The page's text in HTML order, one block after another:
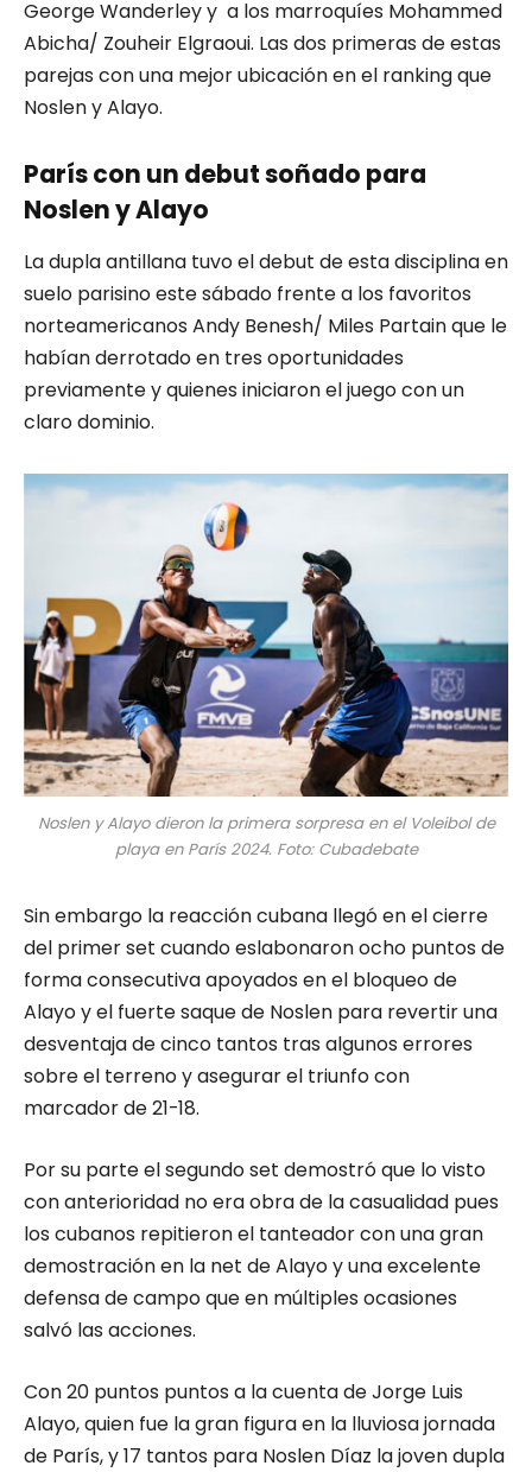
George Wanderley y a los marroquíes Mohammed
Abicha/ Zouheir Elgraoui. Las dos primeras de estas
parejas con una mejor ubicación en el ranking que
Noslen y Alayo.
París con un debut soñado para
Noslen y Alayo
La dupla antillana tuvo el debut de esta disciplina en
suelo parisino este sábado frente a los favoritos
norteamericanos Andy Benesh/ Miles Partain que le
habían derrotado en tres oportunidades
previamente y quienes iniciaron el juego con un
claro dominio.
Noslen y Alayo dieron la primera sorpresa en el Voleibol de
playa en París 2024. Foto: Cubadebate
Sin embargo la reacción cubana llegó en el cierre
del primer set cuando eslabonaron ocho puntos de
forma consecutiva apoyados en el bloqueo de
Alayo y el fuerte saque de Noslen para revertir una
desventaja de cinco tantos tras algunos errores
sobre el terreno y asegurar el triunfo con
marcador de 21-18.
Por su parte el segundo set demostró que lo visto
con anterioridad no era obra de la casualidad pues
los cubanos repitieron el tanteador con una gran
demostración en la net de Alayo y una excelente
defensa de campo que en múltiples ocasiones
salvó las acciones.
Con 20 puntos puntos a la cuenta de Jorge Luis
Alayo, quien fue la gran figura en la lluviosa jornada
de París, y 17 tantos para Noslen Díaz la joven dupla